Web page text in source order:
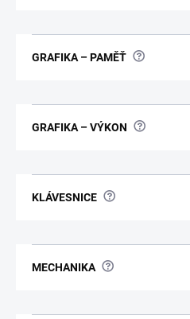
GRAFIKA – PAMĚŤ ?
GRAFIKA – VÝKON ?
KLÁVESNICE ?
MECHANIKA ?